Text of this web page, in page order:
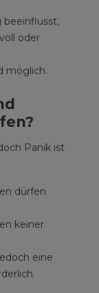
beeinflusst,
oder
möglich.
Panik ist
dürfen
keiner
eine